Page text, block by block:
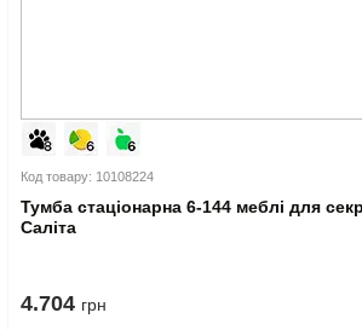
Код товару: 10108224
Тумба стаціонарна 6-144 меблі для
Саліта
4.704 грн